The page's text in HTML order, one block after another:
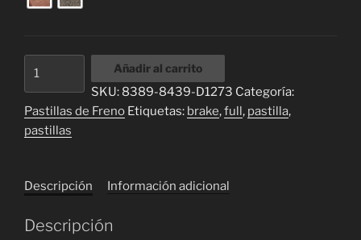
Jeep
Dodge
8439
cantidad
Añadir al carrito
SKU: 8389-8439-D1273 Categoría:
Pastillas de Freno Etiquetas: brake,full, pastilla,
pastillas
Descripción Información adicional
Descripción